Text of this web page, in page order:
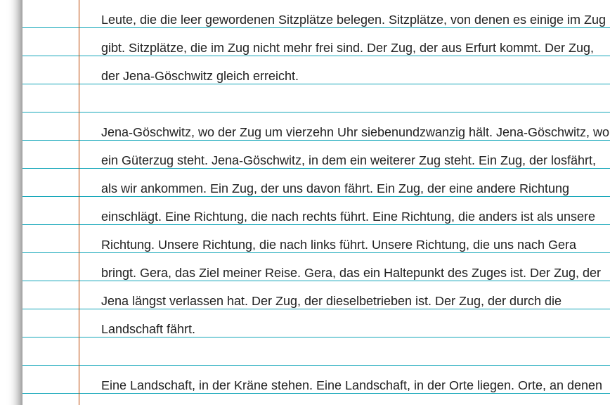
Leute, die die leer gewordenen Sitzplätze belegen. Sitzplätze, von denen es einige im Zug
gibt. Sitzplätze, die im Zug nicht mehr frei sind. Der Zug, der aus Erfurt kommt. Der Zug,
der Jena-Göschwitz gleich erreicht.
Jena-Göschwitz, wo der Zug um vierzehn Uhr siebenundzwanzig hält. Jena-Göschwitz, wo
ein Güterzug steht. Jena-Göschwitz, in dem ein weiterer Zug steht. Ein Zug, der losfährt,
als wir ankommen. Ein Zug, der uns davon fährt. Ein Zug, der eine andere Richtung
einschlägt. Eine Richtung, die nach rechts führt. Eine Richtung, die anders ist als unsere
Richtung. Unsere Richtung, die nach links führt. Unsere Richtung, die uns nach Gera
bringt. Gera, das Ziel meiner Reise. Gera, das ein Haltepunkt des Zuges ist. Der Zug, der
Jena längst verlassen hat. Der Zug, der dieselbetrieben ist. Der Zug, der durch die
Landschaft fährt.
Eine Landschaft, in der Kräne stehen. Eine Landschaft, in der Orte liegen. Orte, an denen